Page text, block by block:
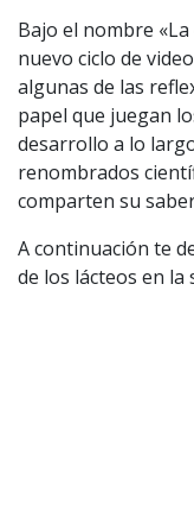
Bajo el nombre
nuevo ciclo de
algunas de las
papel que juegan
desarrollo a lo
renombrados
comparten su
A continuación te
de los lácteos en la